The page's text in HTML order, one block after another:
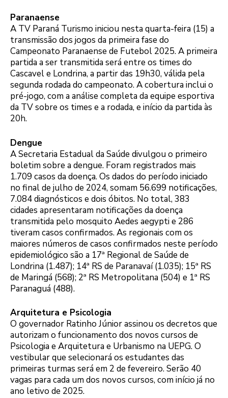
Paranaense
A TV Paraná Turismo iniciou nesta quarta-feira (15) a
transmissão dos jogos da primeira fase do
Campeonato Paranaense de Futebol 2025. A primeira
partida a ser transmitida será entre os times do
Cascavel e Londrina, a partir das 19h30, válida pela
segunda rodada do campeonato. A cobertura inclui o
pré-jogo, com a análise completa da equipe esportiva
da TV sobre os times e a rodada, e início da partida às
20h.
Dengue
A Secretaria Estadual da Saúde divulgou o primeiro
boletim sobre a dengue. Foram registrados mais
1.709 casos da doença. Os dados do período iniciado
no final de julho de 2024, somam 56.699 notificações,
7.084 diagnósticos e dois óbitos. No total, 383
cidades apresentaram notificações da doença
transmitida pelo mosquito Aedes aegypti e 286
tiveram casos confirmados. As regionais com os
maiores números de casos confirmados neste período
epidemiológico são a 17ª Regional de Saúde de
Londrina (1.487); 14ª RS de Paranavaí (1.035); 15ª RS
de Maringá (568); 2ª RS Metropolitana (504) e 1ª RS
Paranaguá (488).
Arquitetura e Psicologia
O governador Ratinho Júnior assinou os decretos que
autorizam o funcionamento dos novos cursos de
Psicologia e Arquitetura e Urbanismo na UEPG. O
vestibular que selecionará os estudantes das
primeiras turmas será em 2 de fevereiro. Serão 40
vagas para cada um dos novos cursos, com início já no
ano letivo de 2025.